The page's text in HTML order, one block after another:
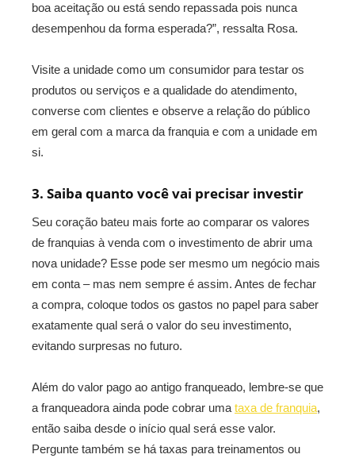
boa aceitação ou está sendo repassada pois nunca
desempenhou da forma esperada?”, ressalta Rosa.
Visite a unidade como um consumidor para testar os
produtos ou serviços e a qualidade do atendimento,
converse com clientes e observe a relação do público
em geral com a marca da franquia e com a unidade em
si.
3. Saiba quanto você vai precisar investir
Seu coração bateu mais forte ao comparar os valores
de franquias à venda com o investimento de abrir uma
nova unidade? Esse pode ser mesmo um negócio mais
em conta – mas nem sempre é assim. Antes de fechar
a compra, coloque todos os gastos no papel para saber
exatamente qual será o valor do seu investimento,
evitando surpresas no futuro.
Além do valor pago ao antigo franqueado, lembre-se que
a franqueadora ainda pode cobrar uma taxa de franquia,
então saiba desde o início qual será esse valor.
Pergunte também se há taxas para treinamentos ou